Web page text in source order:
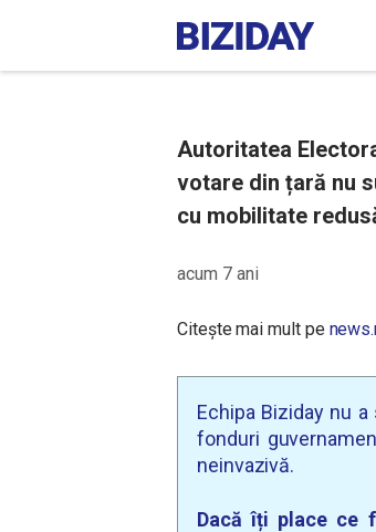
Autoritatea
votare din țară nu
cu mobilitate
acum 7 ani
Citește mai mult pe
Echipa Biziday nu
fonduri
neinvazivă.
Dacă îți place ce